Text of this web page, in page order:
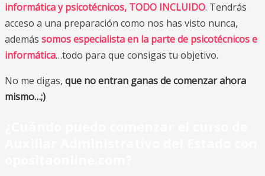
informática y psicotécnicos, TODO INCLUIDO. Tendrás
acceso a una preparación como nos has visto nunca,
además somos especialista en la parte de psicotécnicos e
informática…todo para que consigas tu objetivo.
No me digas, que no entran ganas de comenzar ahora
mismo…;)